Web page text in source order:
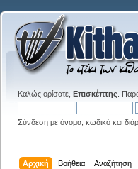
Καλώς ορίσατε, Επισκέπτης .
Σύνδεση με όνομα, κωδικό και
Αρχική Βοήθεια Αναζήτηση